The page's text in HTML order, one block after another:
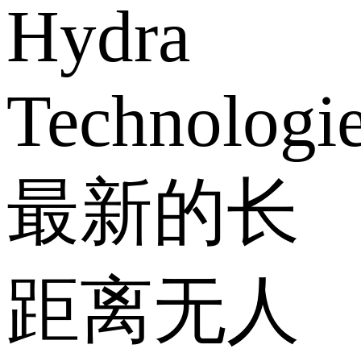
Hydra
最新的长
距离无人